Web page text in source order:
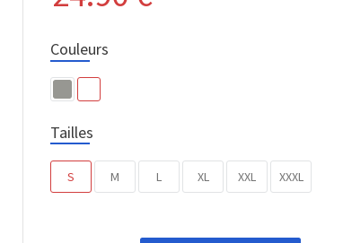
Couleurs
Tailles
S M L XL XXL XXXL